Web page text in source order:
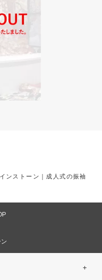
ンストーン｜成人式の振袖